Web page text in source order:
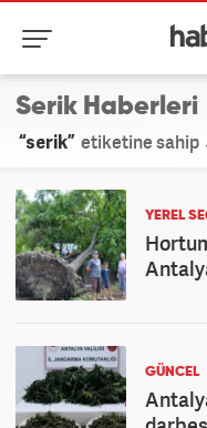
Serik Haberleri
“serik” etiketine sahip
YEREL
GÜNCEL